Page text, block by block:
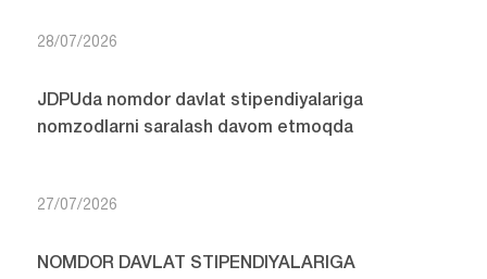
28/07/2026
JDPUda nomdor davlat stipendiyalariga
nomzodlarni saralash davom etmoqda
27/07/2026
NOMDOR DAVLAT STIPENDIYALARIGA